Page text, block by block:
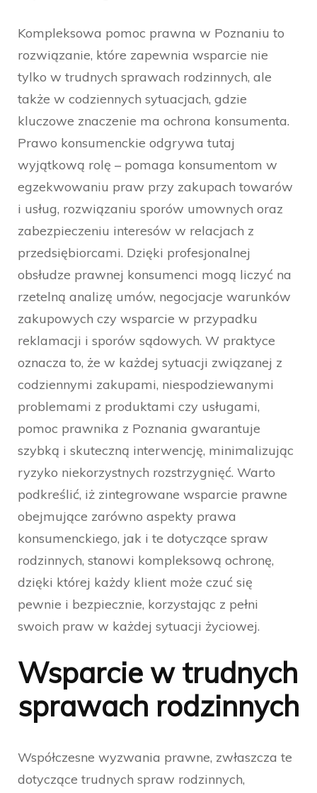
Kompleksowa pomoc prawna w Poznaniu to
rozwiązanie, które zapewnia wsparcie nie
tylko w trudnych sprawach rodzinnych, ale
także w codziennych sytuacjach, gdzie
kluczowe znaczenie ma ochrona konsumenta.
Prawo konsumenckie odgrywa tutaj
wyjątkową rolę – pomaga konsumentom w
egzekwowaniu praw przy zakupach towarów
i usług, rozwiązaniu sporów umownych oraz
zabezpieczeniu interesów w relacjach z
przedsiębiorcami. Dzięki profesjonalnej
obsłudze prawnej konsumenci mogą liczyć na
rzetelną analizę umów, negocjacje warunków
zakupowych czy wsparcie w przypadku
reklamacji i sporów sądowych. W praktyce
oznacza to, że w każdej sytuacji związanej z
codziennymi zakupami, niespodziewanymi
problemami z produktami czy usługami,
pomoc prawnika z Poznania gwarantuje
szybką i skuteczną interwencję, minimalizując
ryzyko niekorzystnych rozstrzygnięć. Warto
podkreślić, iż zintegrowane wsparcie prawne
obejmujące zarówno aspekty prawa
konsumenckiego, jak i te dotyczące spraw
rodzinnych, stanowi kompleksową ochronę,
dzięki której każdy klient może czuć się
pewnie i bezpiecznie, korzystając z pełni
swoich praw w każdej sytuacji życiowej.
Wsparcie w trudnych
sprawach rodzinnych
Współczesne wyzwania prawne, zwłaszcza te
dotyczące trudnych spraw rodzinnych,